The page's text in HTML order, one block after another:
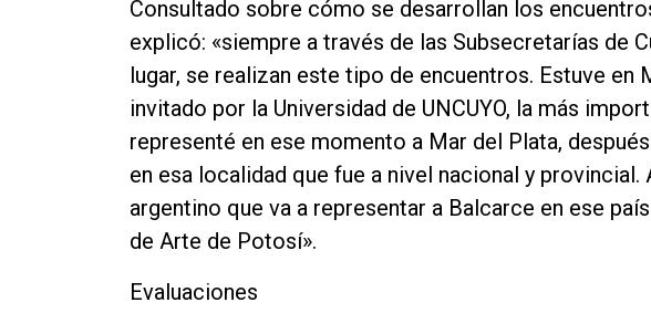
Consultado sobre cómo se desarrollan los
explicó: «siempre a través de las Subsecretarías de
lugar, se realizan este tipo de encuentros. Estuve en
invitado por la Universidad de UNCUYO, la más
representé en ese momento a Mar del Plata,
en esa localidad que fue a nivel nacional y provincial.
argentino que va a representar a Balcarce en ese
de Arte de Potosí».
Evaluaciones